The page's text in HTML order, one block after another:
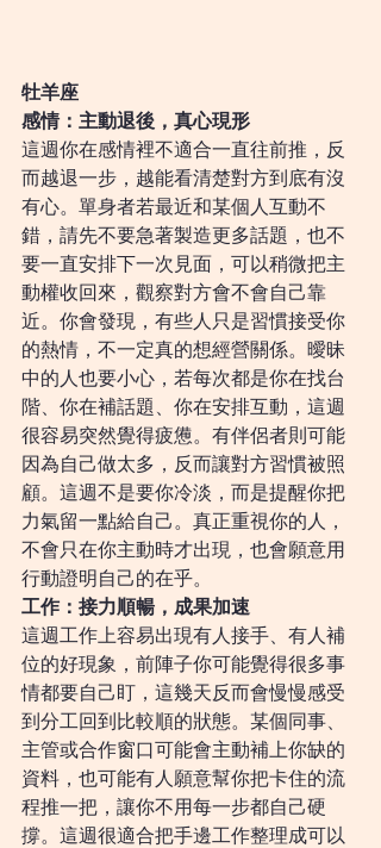
牡羊座
感情：主動退後，真心現形
這週你在感情裡不適合一直往前推，反
而越退一步，越能看清楚對方到底有沒
有心。單身者若最近和某個人互動不
錯，請先不要急著製造更多話題，也不
要一直安排下一次見面，可以稍微把主
動權收回來，觀察對方會不會自己靠
近。你會發現，有些人只是習慣接受你
的熱情，不一定真的想經營關係。曖昧
中的人也要小心，若每次都是你在找台
階、你在補話題、你在安排互動，這週
很容易突然覺得疲憊。有伴侶者則可能
因為自己做太多，反而讓對方習慣被照
顧。這週不是要你冷淡，而是提醒你把
力氣留一點給自己。真正重視你的人，
不會只在你主動時才出現，也會願意用
行動證明自己的在乎。
工作：接力順暢，成果加速
這週工作上容易出現有人接手、有人補
位的好現象，前陣子你可能覺得很多事
情都要自己盯，這幾天反而會慢慢感受
到分工回到比較順的狀態。某個同事、
主管或合作窗口可能會主動補上你缺的
資料，也可能有人願意幫你把卡住的流
程推一把，讓你不用每一步都自己硬
撐。這週很適合把手邊工作整理成可以